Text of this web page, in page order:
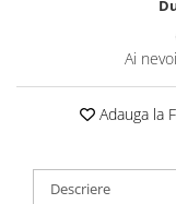
Anvelope solide
Electronică
Ai
Adauga la
Descriere